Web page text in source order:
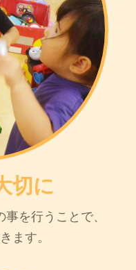
切に
を行うことで、
ます。